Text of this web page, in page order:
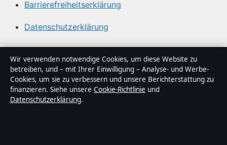
Barrierefreiheitserklärung
Datenschutzerklärung
Über Sachstruktur in Kürze
Sachstruktur ist ein unabhängiger digitaler
Nachrichtenanbieter mit Fokus auf Politik, Wirtschaft,
Technik und Gesellschaft in Deutschland. Jeder Artikel
Wir verwenden notwendige Cookies, um diese Website zu
betreiben, und – mit Ihrer Einwilligung – Analyse- und Werbe-
Cookies, um sie zu verbessern und unsere Berichterstattung zu
finanzieren. Siehe unsere Cookie-Richtlinie und
Datenschutzerklärung.